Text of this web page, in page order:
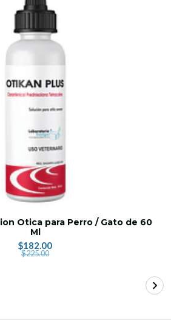
Otica para Perro / Gato de 60
Ml
$182.00
$225.00